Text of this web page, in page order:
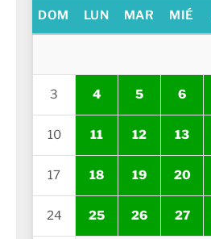
DOM LUN MAR MIÉ
3 4 5 6
10 11 12 13
17 18 19 20
24 25 26 27